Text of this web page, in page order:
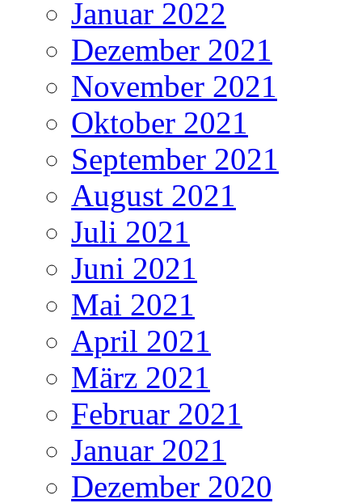
Januar 2022
Dezember 2021
November 2021
Oktober 2021
September 2021
August 2021
Juli 2021
Juni 2021
Mai 2021
April 2021
März 2021
Februar 2021
Januar 2021
Dezember 2020